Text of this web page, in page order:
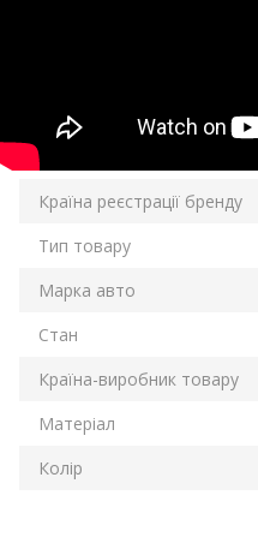
Країна реєстрації бренду
Тип товару
Марка авто
Стан
Країна-виробник товару
Матеріал
Колір